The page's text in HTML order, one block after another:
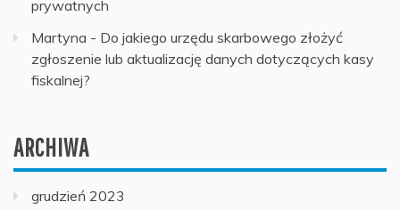
prywatnych
Martyna - Do jakiego urzędu skarbowego złożyć
zgłoszenie lub aktualizację danych dotyczących kasy
fiskalnej?
ARCHIWA
grudzień 2023